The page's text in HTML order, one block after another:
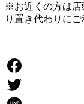
※お近くの方は店
り置き代わりに
Facebook